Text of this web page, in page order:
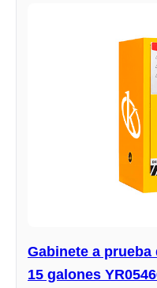
Gabinete a
15 galones